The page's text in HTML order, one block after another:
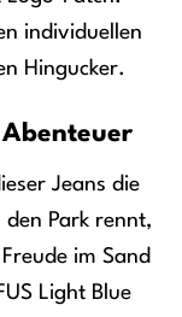
individuellen
Hingucker.
Jeans die
den Park rennt,
im Sand
Light Blue